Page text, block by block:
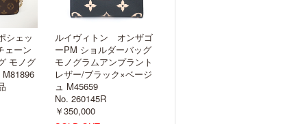
シェッ
ェーン
モノグ
ルイヴィトン オンザゴ
ーPM ショルダーバッグ
モノグラムアンプラント
レザー/ブラック×ベージ
ュ M45659
No. 260145R
￥350,000